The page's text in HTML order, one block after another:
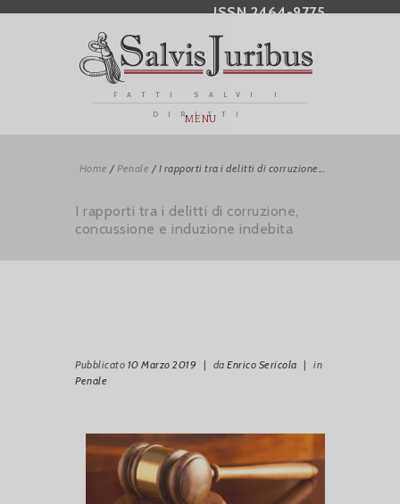
ISSN 2464-9775
FATTI SALVI I
DIRITTI
MENU
Home / Penale / I rapporti tra i delitti di corruzione...
I rapporti tra i delitti di corruzione,
concussione e induzione indebita
Pubblicato 10 Marzo 2019 | da Enrico Sericola | in
Penale